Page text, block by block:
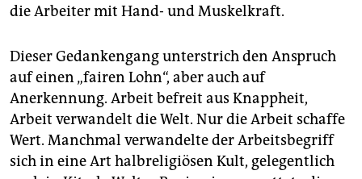
die Arbeiter mit Hand- und Muskelkraft.
Dieser Gedankengang unterstrich den Anspruch
auf einen „fairen Lohn“, aber auch auf
Anerkennung. Arbeit befreit aus Knappheit,
Arbeit verwandelt die Welt. Nur die Arbeit schaffe
Wert. Manchmal verwandelte der Arbeitsbegriff
sich in eine Art halbreligiösen Kult, gelegentlich